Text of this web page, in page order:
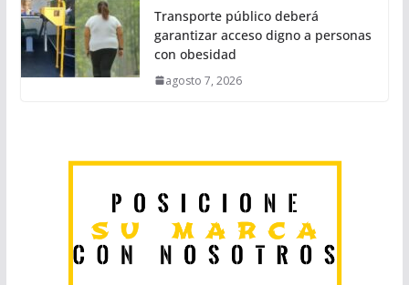
Transporte público deberá
garantizar acceso digno a personas
con obesidad
agosto 7, 2026